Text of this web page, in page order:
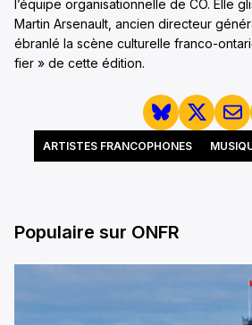
l’équipe organisationnelle de CO. Elle
Martin Arsenault, ancien directeur
ébranlé la scène culturelle franco-
fier » de cette édition.
ARTISTES FRANCOPHONES
Populaire sur ONFR